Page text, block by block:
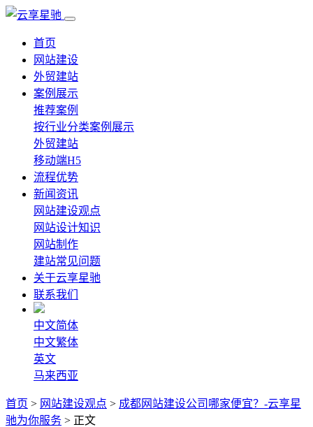
首页
网站建设
外贸建站
案例展示
推荐案例
按行业分类案例展示
外贸建站
移动端H5
流程优势
新闻资讯
网站建设观点
网站设计知识
网站制作
建站常见问题
关于云享星驰
联系我们
中文简体
中文繁体
英文
马来西亚
首页 > 网站建设观点 > 成都网站建设公司哪家便宜？-云享星
驰为你服务 > 正文